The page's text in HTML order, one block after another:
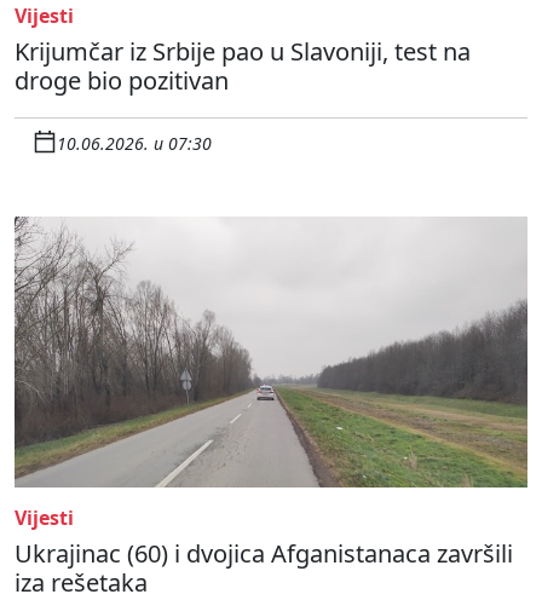
Vijesti
Krijumčar iz Srbije pao u Slavoniji, test na
droge bio pozitivan
10.06.2026. u 07:30
Vijesti
Ukrajinac (60) i dvojica Afganistanaca završili
iza rešetaka